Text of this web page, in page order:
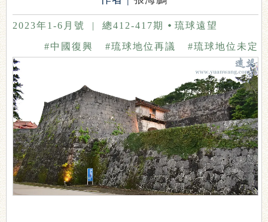
2023年1-6月號 | 總412-417期 琉球遠望
#琉球地位未定
#琉球地位再議
#中國復興